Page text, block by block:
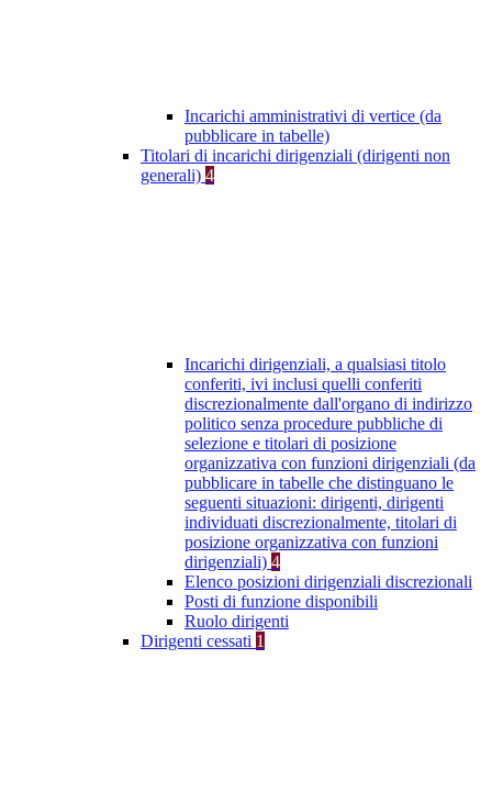
Incarichi amministrativi di vertice (da
pubblicare in tabelle)
Titolari di incarichi dirigenziali (dirigenti non
generali) 4
Incarichi dirigenziali, a qualsiasi titolo
conferiti, ivi inclusi quelli conferiti
discrezionalmente dall'organo di indirizzo
politico senza procedure pubbliche di
selezione e titolari di posizione
organizzativa con funzioni dirigenziali (da
pubblicare in tabelle che distinguano le
seguenti situazioni: dirigenti, dirigenti
individuati discrezionalmente, titolari di
posizione organizzativa con funzioni
dirigenziali) 4
Elenco posizioni dirigenziali discrezionali
Posti di funzione disponibili
Ruolo dirigenti
Dirigenti cessati 1